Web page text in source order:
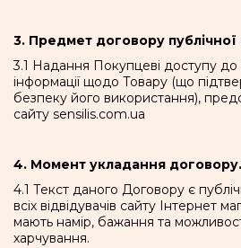
3. Предмет договору
3.1 Надання Покупцеві доступу до
інформації щодо Товару (що
безпеку його використання),
сайту sensilis.com.ua
4. Момент укладання договору.
4.1 Текст даного Договору є
всіх відвідувачів сайту Інтернет
мають намір, бажання та
харчування.